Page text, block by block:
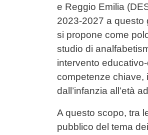
e Reggio Emilia
2023-2027 a questo
si propone come
studio di
intervento
competenze chiave,
dall’infanzia all’età
A questo scopo, tra
pubblico del tema